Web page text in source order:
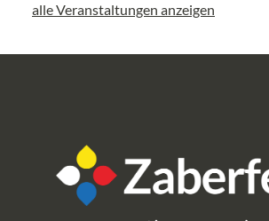
alle Veranstaltungen anzeigen